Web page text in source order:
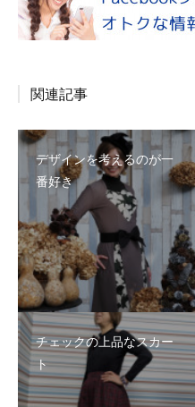
関連記事
デザインを考えるのが一
番好き
チェックの上品なスカー
ト